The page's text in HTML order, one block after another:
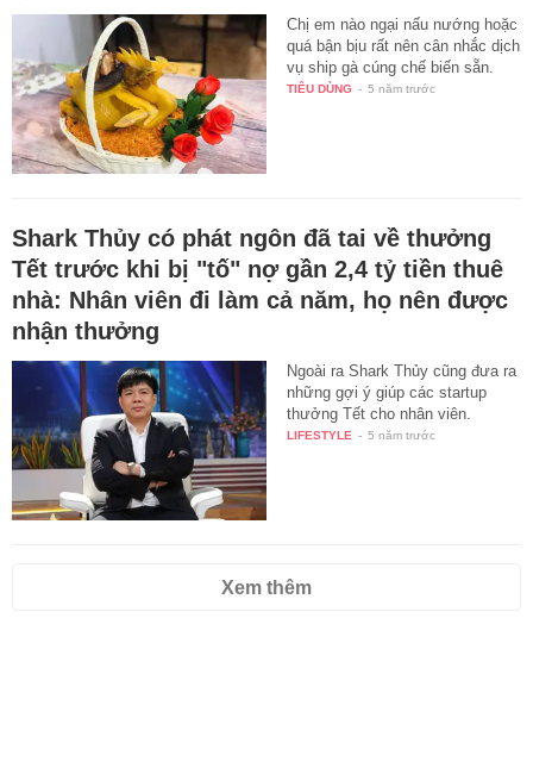
Chị em nào ngại nấu nướng hoặc
quá bận bịu rất nên cân nhắc dịch
vụ ship gà cúng chế biến sẵn.
TIÊU DÙNG - 5 năm trước
Shark Thủy có phát ngôn đã tai về thưởng
Tết trước khi bị "tố" nợ gần 2,4 tỷ tiền thuê
nhà: Nhân viên đi làm cả năm, họ nên được
nhận thưởng
Ngoài ra Shark Thủy cũng đưa ra
những gợi ý giúp các startup
thưởng Tết cho nhân viên.
LIFESTYLE - 5 năm trước
Xem thêm